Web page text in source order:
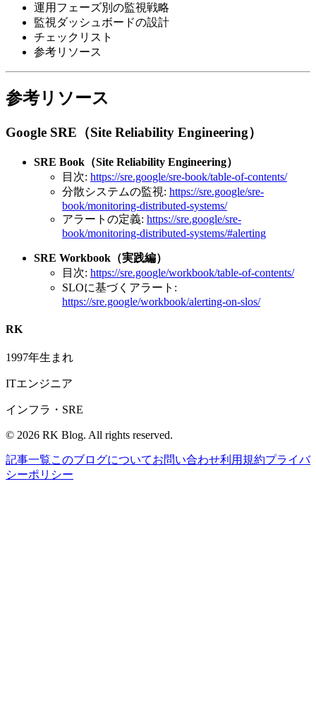
運用フェーズ別の監視戦略
監視ダッシュボードの設計
チェックリスト
参考リソース
参考リソース
Google SRE（Site Reliability Engineering）
SRE Book（Site Reliability Engineering）
目次: https://sre.google/sre-book/table-of-contents/
分散システムの監視: https://sre.google/sre-
book/monitoring-distributed-systems/
アラートの定義: https://sre.google/sre-
book/monitoring-distributed-systems/#alerting
SRE Workbook（実践編）
目次: https://sre.google/workbook/table-of-contents/
SLOに基づくアラート:
https://sre.google/workbook/alerting-on-slos/
RK
1997年生まれ
ITエンジニア
インフラ・SRE
© 2026 RK Blog. All rights reserved.
記事一覧このブログについてお問い合わせ利用規約プライバ
シーポリシー